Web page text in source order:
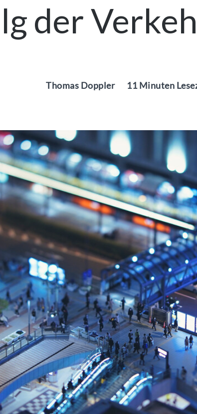
der
Thomas Doppler 11 Minuten